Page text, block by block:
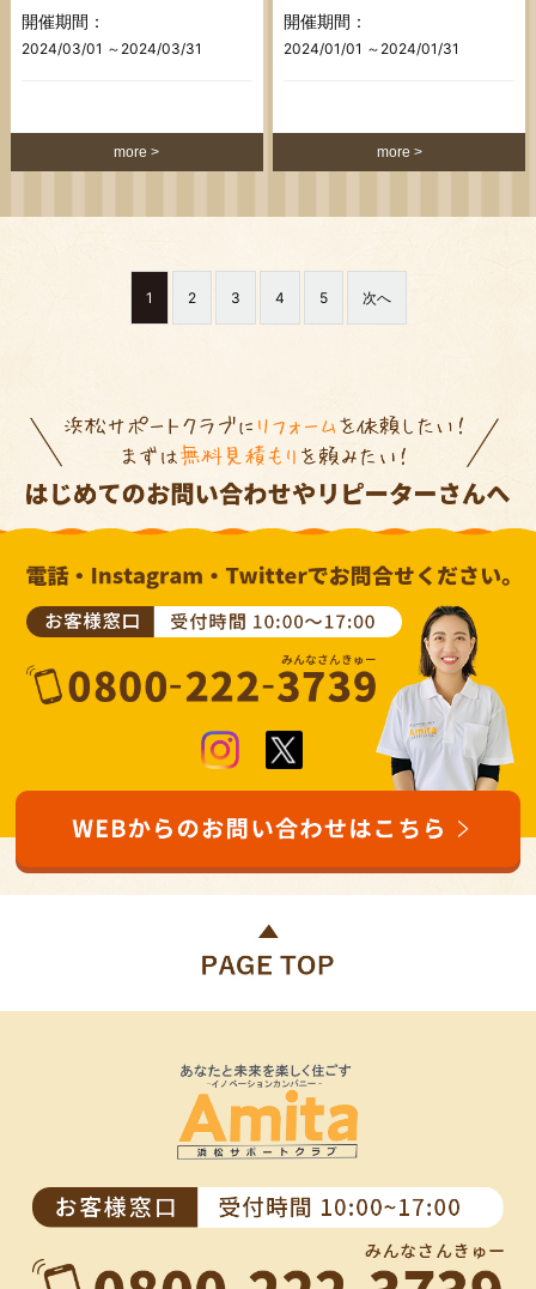
開催期間：
2024/03/01 ～2024/03/31
more
開催期間：
2024/01/01 ～2024/01/31
more
1 2 3 4 5 次へ